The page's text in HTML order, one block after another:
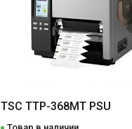
TSC TTP-368MT PSU